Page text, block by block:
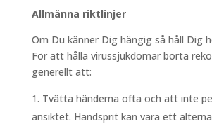
Allmänna riktlinjer
Om Du känner Dig hängig så håll Dig
För att hålla virussjukdomar borta
generellt att:
Tvätta händerna ofta och att inte
ansiktet. Handsprit kan vara ett